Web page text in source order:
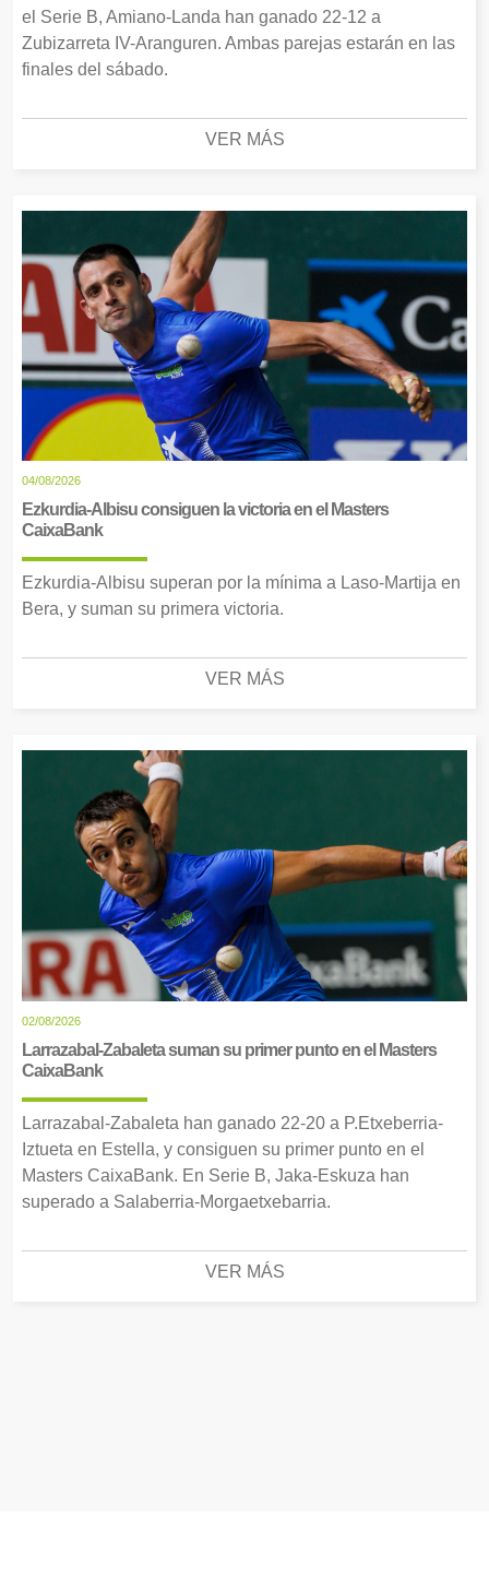
el Serie B, Amiano-Landa han ganado 22-12 a
Zubizarreta IV-Aranguren. Ambas parejas estarán en las
finales del sábado.
VER MÁS
04/08/2026
Ezkurdia-Albisu consiguen la victoria en el Masters
CaixaBank
Ezkurdia-Albisu superan por la mínima a Laso-Martija en
Bera, y suman su primera victoria.
VER MÁS
02/08/2026
Larrazabal-Zabaleta suman su primer punto en el Masters
CaixaBank
Larrazabal-Zabaleta han ganado 22-20 a P.Etxeberria-
Iztueta en Estella, y consiguen su primer punto en el
Masters CaixaBank. En Serie B, Jaka-Eskuza han
superado a Salaberria-Morgaetxebarria.
VER MÁS